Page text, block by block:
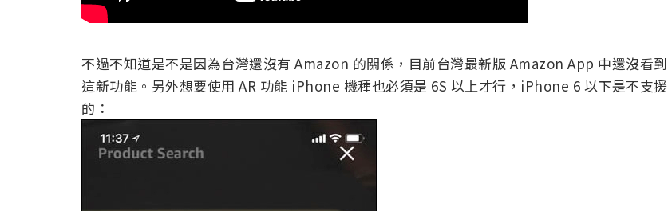
不過不知道是不是因為台灣還沒有 Amazon 的關係，目前台灣最新版 Amazon App 中還沒看到
這新功能。另外想要使用 AR 功能 iPhone 機種也必須是 6S 以上才行，iPhone 6 以下是不支援
的：